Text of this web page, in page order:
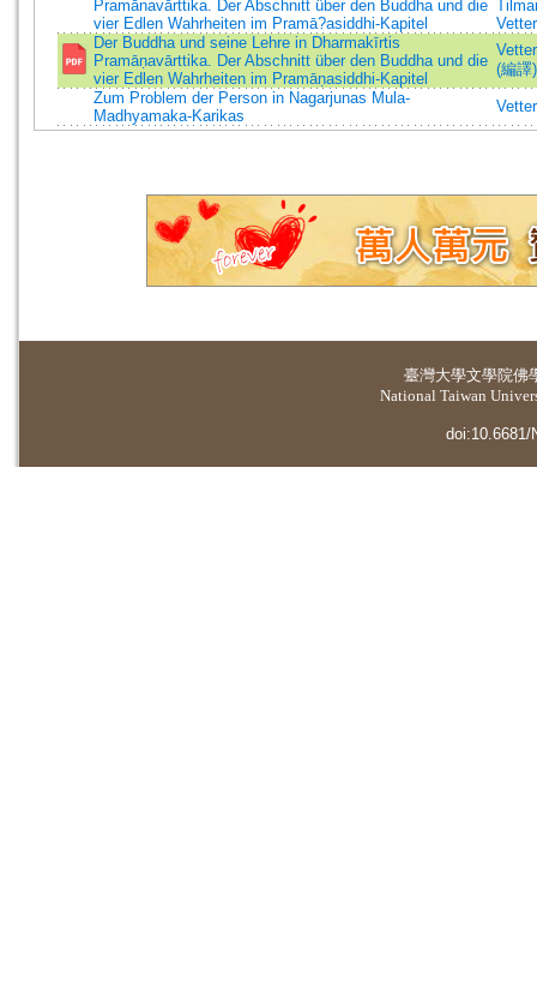
Pramānavārttika. Der Abschnitt über den Buddha und die
vier Edlen Wahrheiten im Pramā?asiddhi-Kapitel
Der Buddha und seine Lehre in Dharmakīrtis
Pramāṇavārttika. Der Abschnitt über den Buddha und die
vier Edlen Wahrheiten im Pramāṇasiddhi-Kapitel
(編譯)
Zum Problem der Person in Nagarjunas Mula-
Madhyamaka-Karikas
臺灣大學文學院佛
National Taiwan
doi:10.6681/